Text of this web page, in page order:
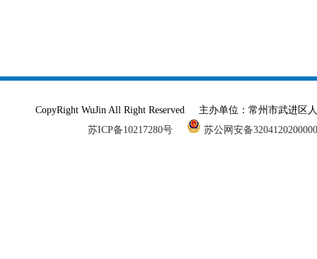
CopyRight WuJin All Right Reserved 主办单位：常州市武进
苏ICP备10217280号
苏公网安备